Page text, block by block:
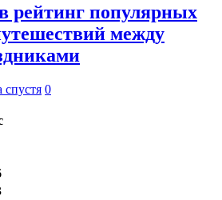
рейтинг популярных
между
спустя 0